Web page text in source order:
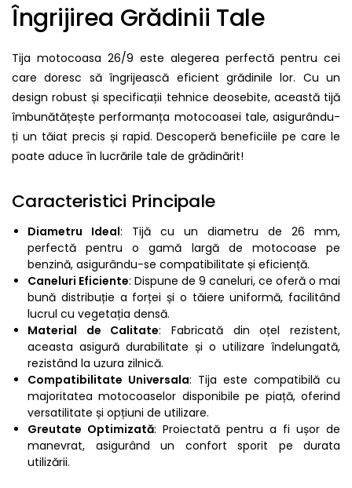
Îngrijirea Grădinii Tale
Tija motocoasa 26/9 este alegerea perfectă pentru cei
care doresc să îngrijească eficient grădinile lor. Cu un
design robust și specificații tehnice deosebite, această tijă
îmbunătățește performanța motocoasei tale, asigurându-
ți un tăiat precis și rapid. Descoperă beneficiile pe care le
poate aduce în lucrările tale de grădinărit!
Caracteristici Principale
Diametru Ideal: Tijă cu un diametru de 26 mm,
perfectă pentru o gamă largă de motocoase pe
benzină, asigurându-se compatibilitate și eficiență.
Caneluri Eficiente: Dispune de 9 caneluri, ce oferă o mai
bună distribuție a forței și o tăiere uniformă, facilitând
lucrul cu vegetația densă.
Material de Calitate: Fabricată din oțel rezistent,
aceasta asigură durabilitate și o utilizare îndelungată,
rezistând la uzura zilnică.
Compatibilitate Universala: Tija este compatibilă cu
majoritatea motocoaselor disponibile pe piață, oferind
versatilitate și opțiuni de utilizare.
Greutate Optimizată: Proiectată pentru a fi ușor de
manevrat, asigurând un confort sporit pe durata
utilizării.